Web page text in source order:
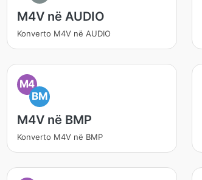
M4V në AUDIO
Konverto M4V në AUDIO
M4
BM
M4V në BMP
Konverto M4V në BMP